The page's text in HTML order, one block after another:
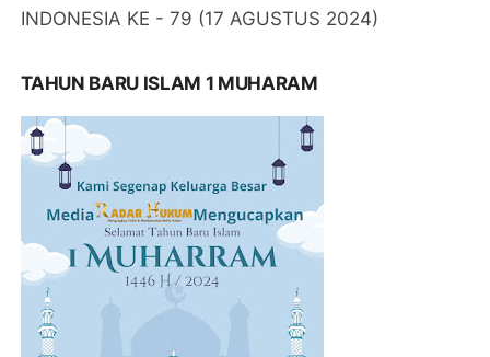
INDONESIA KE - 79 (17 AGUSTUS 2024)
TAHUN BARU ISLAM 1 MUHARAM